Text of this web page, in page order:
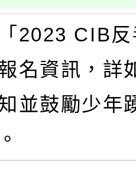
2023 CIB
名資訊，詳
並鼓勵少年